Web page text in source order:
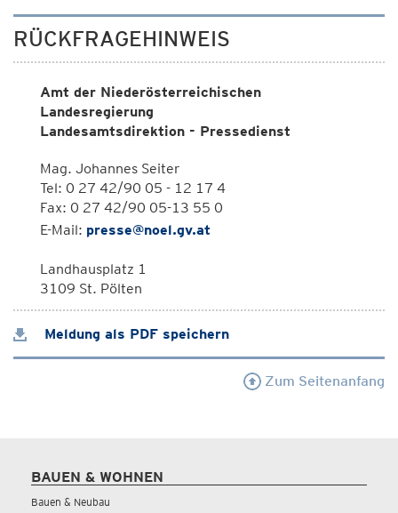
RÜCKFRAGEHINWEIS
Amt der Niederösterreichischen
Landesregierung
Landesamtsdirektion - Pressedienst
Mag. Johannes Seiter
Tel: 0 27 42/90 05 - 12 17 4
Fax: 0 27 42/90 05-13 55 0
E-Mail: presse@noel.gv.at
Landhausplatz 1
3109 St. Pölten
Meldung als PDF speichern
Zum Seitenanfang
BAUEN & WOHNEN
Bauen & Neubau